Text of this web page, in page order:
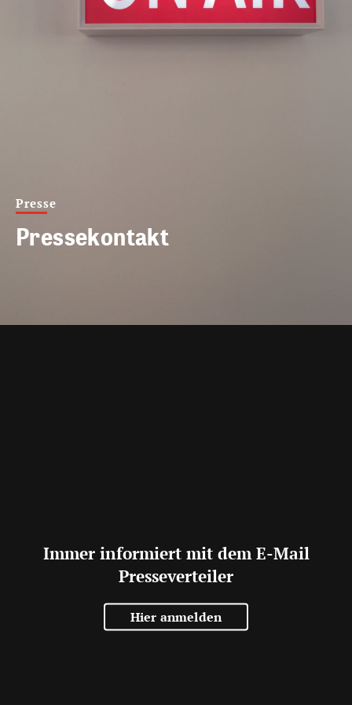
Presse
Pressekontakt
Immer informiert mit dem E-Mail
Presseverteiler
Hier anmelden